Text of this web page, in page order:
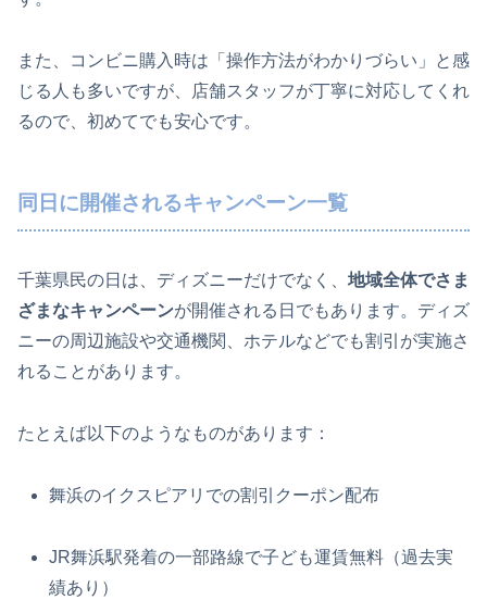
また、コンビニ購入時は「操作方法がわかりづらい」と感
じる人も多いですが、店舗スタッフが丁寧に対応してくれ
るので、初めてでも安心です。
同日に開催されるキャンペーン一覧
千葉県民の日は、ディズニーだけでなく、 地域全体でさま
ざまなキャンペーンが開催される日でもあります。ディズ
ニーの周辺施設や交通機関、ホテルなどでも割引が実施さ
れることがあります。
たとえば以下のようなものがあります：
舞浜のイクスピアリでの割引クーポン配布
JR舞浜駅発着の一部路線で子ども運賃無料（過去実
績あり）